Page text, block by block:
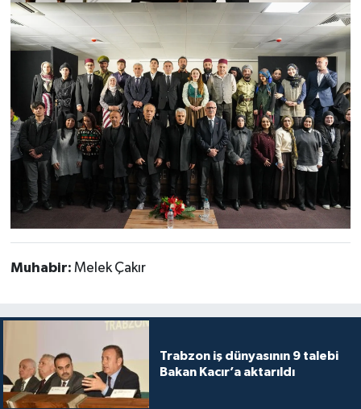
Muhabir: Melek Çakır
Trabzon iş dünyasının 9 talebi
Bakan Kacır’a aktarıldı